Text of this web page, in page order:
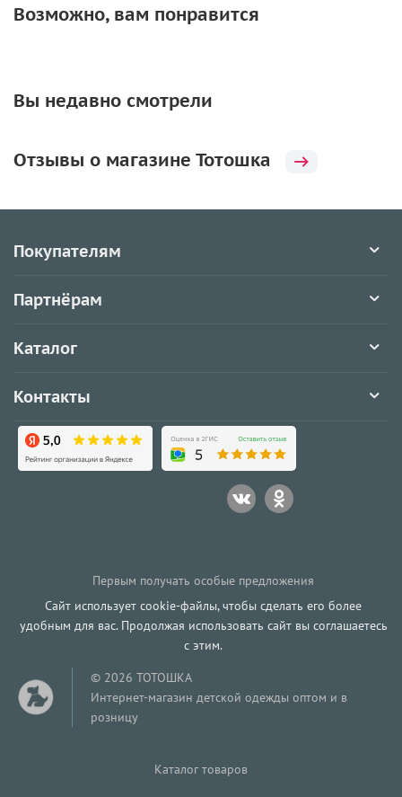
Возможно, вам понравится
Вы недавно смотрели
Отзывы о магазине Тотошка
Покупателям
Партнёрам
Каталог
Контакты
Первым получать особые предложения
Сайт использует cookie-файлы, чтобы сделать его более
удобным для вас. Продолжая использовать сайт вы соглашаетесь
с этим.
© 2026 ТОТОШКА
Интернет-магазин детской одежды оптом и в
розницу
Каталог товаров